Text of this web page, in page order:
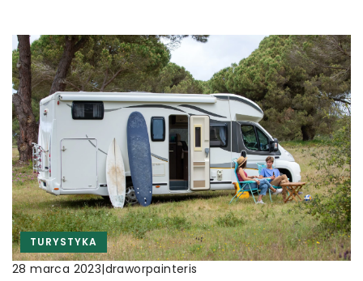
TURYSTYKA
28 marca 2023|draworpainteris